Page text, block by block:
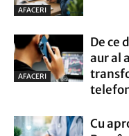
AFACERI
AFACERI
De ce
aur al
Cu